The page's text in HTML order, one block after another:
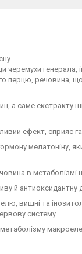
генерала,
перцю, речовина,
а саме екстракту
ефект, сприяє
мелатоніну,
в метаболізмі
й
вишні та
систему